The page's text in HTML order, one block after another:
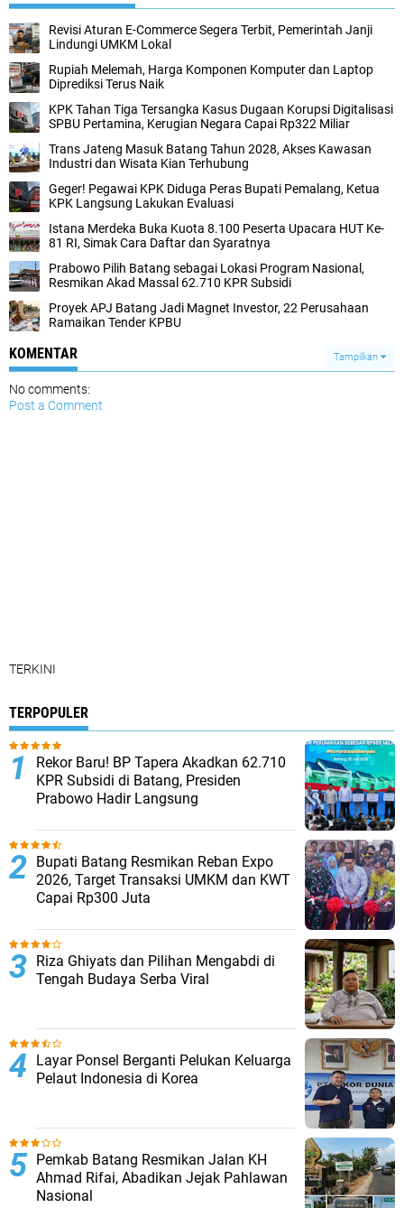
Revisi Aturan E-Commerce Segera Terbit, Pemerintah Janji
Lindungi UMKM Lokal
Rupiah Melemah, Harga Komponen Komputer dan Laptop
Diprediksi Terus Naik
KPK Tahan Tiga Tersangka Kasus Dugaan Korupsi Digitalisasi
SPBU Pertamina, Kerugian Negara Capai Rp322 Miliar
Trans Jateng Masuk Batang Tahun 2028, Akses Kawasan
Industri dan Wisata Kian Terhubung
Geger! Pegawai KPK Diduga Peras Bupati Pemalang, Ketua
KPK Langsung Lakukan Evaluasi
Istana Merdeka Buka Kuota 8.100 Peserta Upacara HUT Ke-
81 RI, Simak Cara Daftar dan Syaratnya
Prabowo Pilih Batang sebagai Lokasi Program Nasional,
Resmikan Akad Massal 62.710 KPR Subsidi
Proyek APJ Batang Jadi Magnet Investor, 22 Perusahaan
Ramaikan Tender KPBU
KOMENTAR Tampilkan
No comments:
Post a Comment
TERKINI
TERPOPULER
Rekor Baru! BP Tapera Akadkan 62.710
KPR Subsidi di Batang, Presiden
Prabowo Hadir Langsung
Bupati Batang Resmikan Reban Expo
2026, Target Transaksi UMKM dan KWT
Capai Rp300 Juta
Riza Ghiyats dan Pilihan Mengabdi di
Tengah Budaya Serba Viral
Layar Ponsel Berganti Pelukan Keluarga
Pelaut Indonesia di Korea
Pemkab Batang Resmikan Jalan KH
Ahmad Rifai, Abadikan Jejak Pahlawan
Nasional